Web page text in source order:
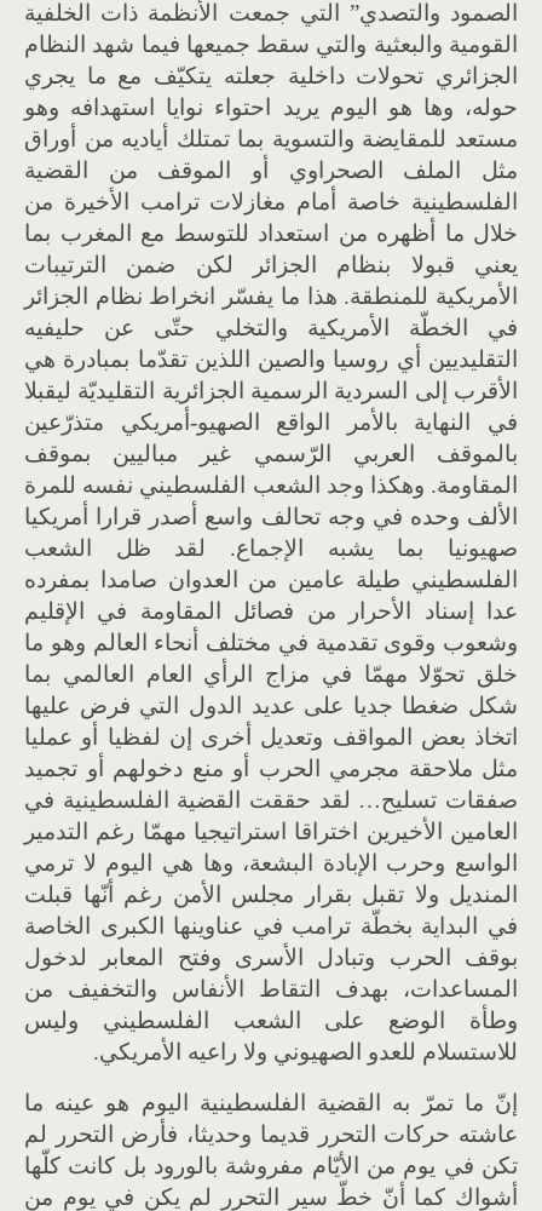
الصمود والتصدي” التي جمعت الأنظمة ذات الخلفية
القومية والبعثية والتي سقط جميعها فيما شهد النظام
الجزائري تحولات داخلية جعلته يتكيّف مع ما يجري
حوله، وها هو اليوم يريد احتواء نوايا استهدافه وهو
مستعد للمقايضة والتسوية بما تمتلك أياديه من أوراق
مثل الملف الصحراوي أو الموقف من القضية
الفلسطينية خاصة أمام مغازلات ترامب الأخيرة من
خلال ما أظهره من استعداد للتوسط مع المغرب بما
يعني قبولا بنظام الجزائر لكن ضمن الترتيبات
الأمريكية للمنطقة. هذا ما يفسّر انخراط نظام الجزائر
في الخطّة الأمريكية والتخلي حتّى عن حليفيه
التقليديين أي روسيا والصين اللذين تقدّما بمبادرة هي
الأقرب إلى السردية الرسمية الجزائرية التقليديّة ليقبلا
في النهاية بالأمر الواقع الصهيو-أمريكي متذرّعين
بالموقف العربي الرّسمي غير مباليين بموقف
المقاومة. وهكذا وجد الشعب الفلسطيني نفسه للمرة
الألف وحده في وجه تحالف واسع أصدر قرارا أمريكيا
صهيونيا بما يشبه الإجماع. لقد ظل الشعب
الفلسطيني طيلة عامين من العدوان صامدا بمفرده
عدا إسناد الأحرار من فصائل المقاومة في الإقليم
وشعوب وقوى تقدمية في مختلف أنحاء العالم وهو ما
خلق تحوّلا مهمّا في مزاج الرأي العام العالمي بما
شكل ضغطا جديا على عديد الدول التي فرض عليها
اتخاذ بعض المواقف وتعديل أخرى إن لفظيا أو عمليا
مثل ملاحقة مجرمي الحرب أو منع دخولهم أو تجميد
صفقات تسليح… لقد حققت القضية الفلسطينية في
العامين الأخيرين اختراقا استراتيجيا مهمّا رغم التدمير
الواسع وحرب الإبادة البشعة، وها هي اليوم لا ترمي
المنديل ولا تقبل بقرار مجلس الأمن رغم أنّها قبلت
في البداية بخطّة ترامب في عناوينها الكبرى الخاصة
بوقف الحرب وتبادل الأسرى وفتح المعابر لدخول
المساعدات، بهدف التقاط الأنفاس والتخفيف من
وطأة الوضع على الشعب الفلسطيني وليس
للاستسلام للعدو الصهيوني ولا راعيه الأمريكي.
إنّ ما تمرّ به القضية الفلسطينية اليوم هو عينه ما
عاشته حركات التحرر قديما وحديثا، فأرض التحرر لم
تكن في يوم من الأيّام مفروشة بالورود بل كانت كلّها
أشواك كما أنّ خطّ سير التحرر لم يكن في يوم من